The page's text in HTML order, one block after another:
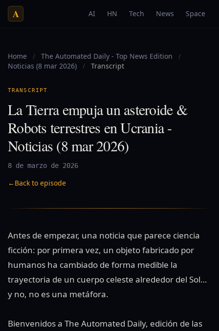
A AI HN Tech News Space
Home / The Automated Daily - Top News Edition
/
Noticias (8 mar 2026)
/ Transcript
TRANSCRIPT
La Tierra empuja un asteroide &
Robots terrestres en Ucrania -
Noticias (8 mar 2026)
8 de marzo de 2026
←Back to episode
Antes de empezar, una noticia que parece ciencia
ficción: por primera vez, un objeto fabricado por
humanos ha cambiado de forma medible la
trayectoria de un cuerpo celeste alrededor del Sol…
y no, no es una metáfora.
Bienvenidos a The Automated Daily, edición de las